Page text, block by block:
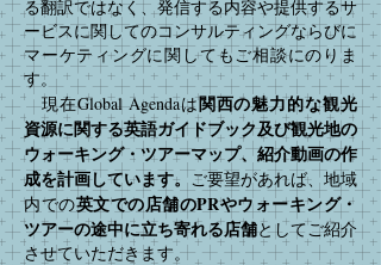
る翻訳ではなく、発信する内容や提供するサ
ービスに関してのコンサルティングならびに
マーケティングに関してもご相談にのりま
す。
現在Global Agendaは関西の魅力的な観光
資源に関する英語ガイドブック及び観光地の
ウォーキング・ツアーマップ、紹介動画の作
成を計画しています。ご要望があれば、地域
内での英文での店舗のPRやウォーキング・
ツアーの途中に立ち寄れる店舗としてご紹介
させていただきます。